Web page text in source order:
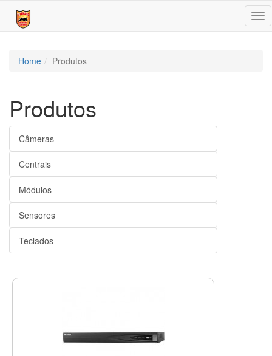
Home Produtos
Produtos
Câmeras
Centrais
Módulos
Sensores
Teclados